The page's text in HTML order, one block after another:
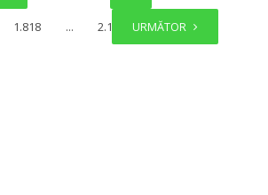
1.818 … 2.137 URMĂTOR